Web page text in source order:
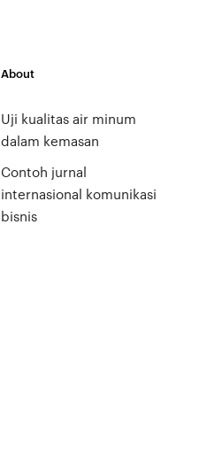
About
Uji kualitas air minum
dalam kemasan
Contoh jurnal
internasional komunikasi
bisnis